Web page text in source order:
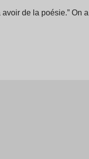
de la poésie.” On a